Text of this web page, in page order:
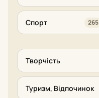
Спорт 265
Творчість
Туризм, Відпочинок